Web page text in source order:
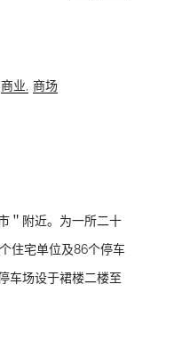
商业, 商场
＂附近。为一所二十
住宅单位及86个停车
车场设于裙楼二楼至